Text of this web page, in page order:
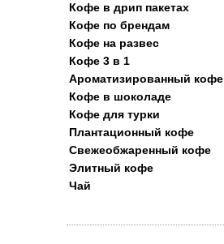
Кофе в дрип пакетах
Кофе по брендам
Кофе на развес
Кофе 3 в 1
Ароматизированный кофе
Кофе в шоколаде
Кофе для турки
Плантационный кофе
Свежеобжаренный кофе
Элитный кофе
Чай